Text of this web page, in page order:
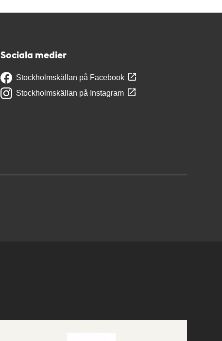
Sociala medier
Stockholmskällan på Facebook
Stockholmskällan på Instagram